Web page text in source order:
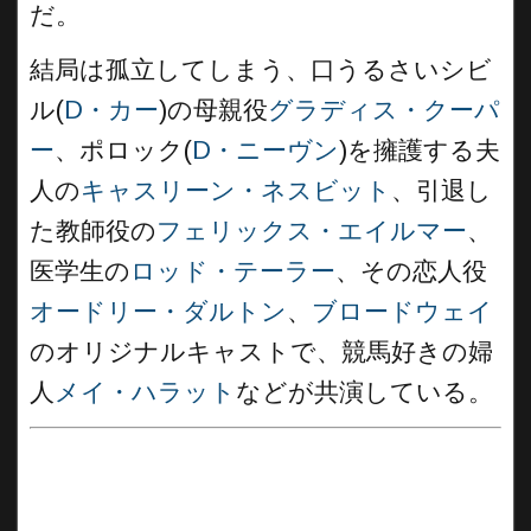
だ。
結局は孤立してしまう、口うるさいシビ
ル(D・カー)の母親役グラディス・クーパ
ー、ポロック(D・ニーヴン)を擁護する夫
人のキャスリーン・ネスビット 、引退し
た教師役のフェリックス・エイルマー、
医学生の ロッド・テーラー、その恋人役
オードリー・ダルトン 、 ブロードウェイ
のオリジナルキャストで、競馬好きの婦
人 メイ・ハラット などが共演している。